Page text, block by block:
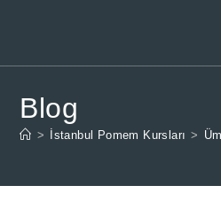
Blog
> İstanbul Pomem Kursları >